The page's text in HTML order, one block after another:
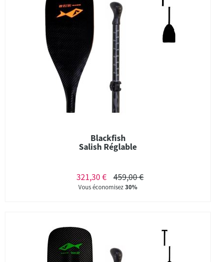
Blackfish
Salish Réglable
321,30 € 459,00 €
Vous économisez30%